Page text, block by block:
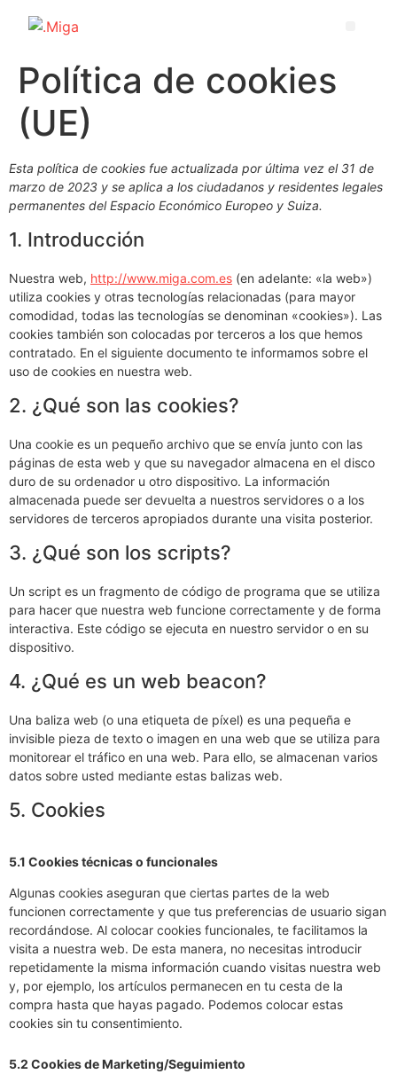
Política de cookies
(UE)
Esta política de cookies fue actualizada por última vez el 31 de
marzo de 2023 y se aplica a los ciudadanos y residentes legales
permanentes del Espacio Económico Europeo y Suiza.
1. Introducción
Nuestra web, http://www.miga.com.es (en adelante: «la web»)
utiliza cookies y otras tecnologías relacionadas (para mayor
comodidad, todas las tecnologías se denominan «cookies»). Las
cookies también son colocadas por terceros a los que hemos
contratado. En el siguiente documento te informamos sobre el
uso de cookies en nuestra web.
2. ¿Qué son las cookies?
Una cookie es un pequeño archivo que se envía junto con las
páginas de esta web y que su navegador almacena en el disco
duro de su ordenador u otro dispositivo. La información
almacenada puede ser devuelta a nuestros servidores o a los
servidores de terceros apropiados durante una visita posterior.
3. ¿Qué son los scripts?
Un script es un fragmento de código de programa que se utiliza
para hacer que nuestra web funcione correctamente y de forma
interactiva. Este código se ejecuta en nuestro servidor o en su
dispositivo.
4. ¿Qué es un web beacon?
Una baliza web (o una etiqueta de píxel) es una pequeña e
invisible pieza de texto o imagen en una web que se utiliza para
monitorear el tráfico en una web. Para ello, se almacenan varios
datos sobre usted mediante estas balizas web.
5. Cookies
5.1 Cookies técnicas o funcionales
Algunas cookies aseguran que ciertas partes de la web
funcionen correctamente y que tus preferencias de usuario sigan
recordándose. Al colocar cookies funcionales, te facilitamos la
visita a nuestra web. De esta manera, no necesitas introducir
repetidamente la misma información cuando visitas nuestra web
y, por ejemplo, los artículos permanecen en tu cesta de la
compra hasta que hayas pagado. Podemos colocar estas
cookies sin tu consentimiento.
5.2 Cookies de Marketing/Seguimiento